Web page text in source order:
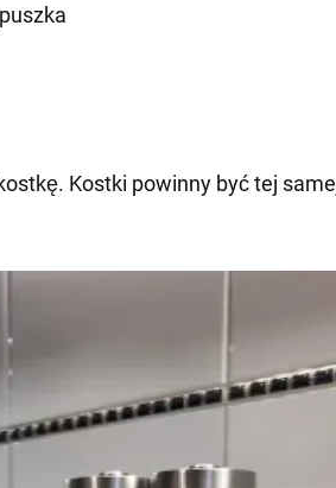
Kostki powinny być tej